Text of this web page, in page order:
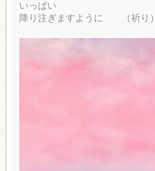
いっぱい
降り注ぎますように （祈り）